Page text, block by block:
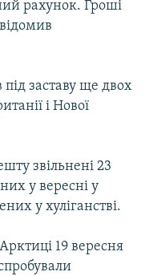
рахунок. Гроші
під заставу ще двох
і Нової
звільнені 23
у вересні у
у хуліганстві.
19 вересня